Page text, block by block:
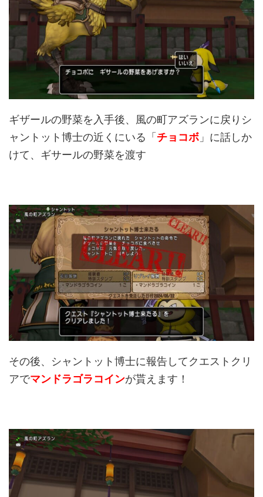
ギザールの野菜を入手後、風の町アズランに戻りシ
ャントット博士の近くにいる「チョコボ 」に話しか
けて、ギサールの野菜を渡す
その後、シャントット博士に報告してクエストクリ
アでマンドラゴラコインが貰えます！